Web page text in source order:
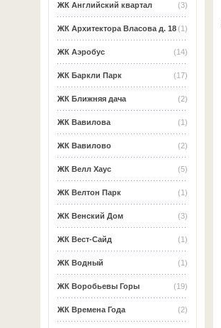
(3)
ЖК Английский квартал
(1)
ЖК Архитектора Власова д. 18
(14)
ЖК Аэробус
(17)
ЖК Баркли Парк
(2)
ЖК Ближняя дача
(1)
ЖК Вавилова
(2)
ЖК Вавилово
(5)
ЖК Велл Хаус
(1)
ЖК Велтон Парк
(3)
ЖК Венский Дом
(1)
ЖК Вест-Сайд
(1)
ЖК Водный
(19)
ЖК Воробьевы Горы
(2)
ЖК Времена Года